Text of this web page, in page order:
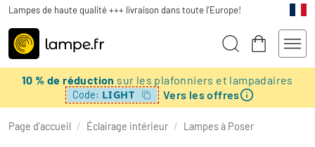
Lampes de haute qualité +++ livraison dans toute l'Europe!
10 % de réduction sur les plafonniers et lampadaires
Code: LIGHT Vers les offres
Page d’accueil / Éclairage intérieur / Lampes à Poser